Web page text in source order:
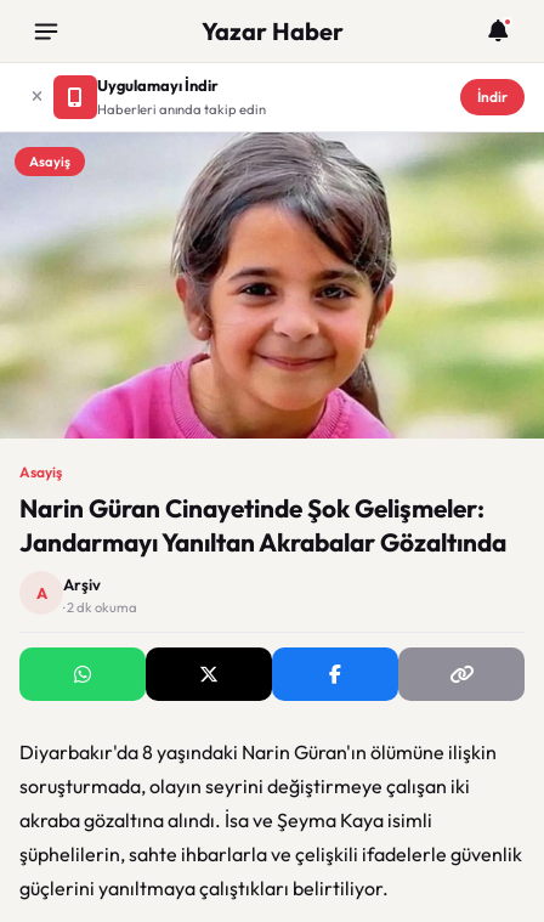
Yazar Haber
Uygulamayı İndir
Haberleri anında takip edin
İndir
Asayiş
Asayiş
Narin Güran Cinayetinde Şok Gelişmeler:
Jandarmayı Yanıltan Akrabalar Gözaltında
A Arşiv
· 2 dk okuma
Diyarbakır'da 8 yaşındaki Narin Güran'ın ölümüne ilişkin
soruşturmada, olayın seyrini değiştirmeye çalışan iki
akraba gözaltına alındı. İsa ve Şeyma Kaya isimli
şüphelilerin, sahte ihbarlarla ve çelişkili ifadelerle güvenlik
güçlerini yanıltmaya çalıştıkları belirtiliyor.